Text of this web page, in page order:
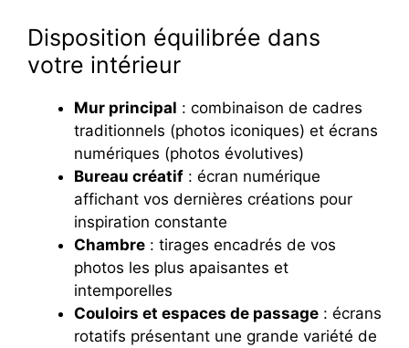
Disposition équilibrée dans
votre intérieur
Mur principal : combinaison de cadres
traditionnels (photos iconiques) et écrans
numériques (photos évolutives)
Bureau créatif : écran numérique
affichant vos dernières créations pour
inspiration constante
Chambre : tirages encadrés de vos
photos les plus apaisantes et
intemporelles
Couloirs et espaces de passage : écrans
rotatifs présentant une grande variété de